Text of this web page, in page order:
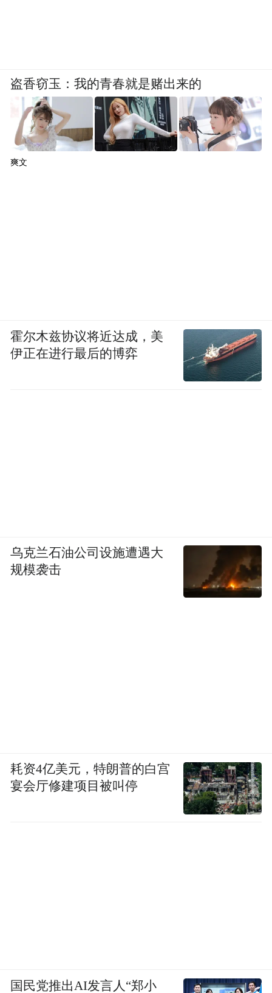
盗香窃玉：我的青春就是赌出来的
爽文
霍尔木兹协议将近达成，美
伊正在进行最后的博弈
乌克兰石油公司设施遭遇大
规模袭击
耗资4亿美元，特朗普的白宫
宴会厅修建项目被叫停
国民党推出AI发言人“郑小